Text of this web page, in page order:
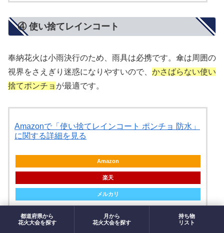
④ 使い捨てレインコート
奉納花火は小雨決行のため、雨具は必携です。傘は周囲の
視界をさえぎり迷惑になりやすいので、 かさばらない使い
捨てポンチョ が最適です。
Amazonで「使い捨てレインコート ポンチョ 防水」
に関する詳細を見る
Amazon
楽天
メルカリ
都道府県から
花火大会を探す
月から
花火大会を探す
持ち物
リスト